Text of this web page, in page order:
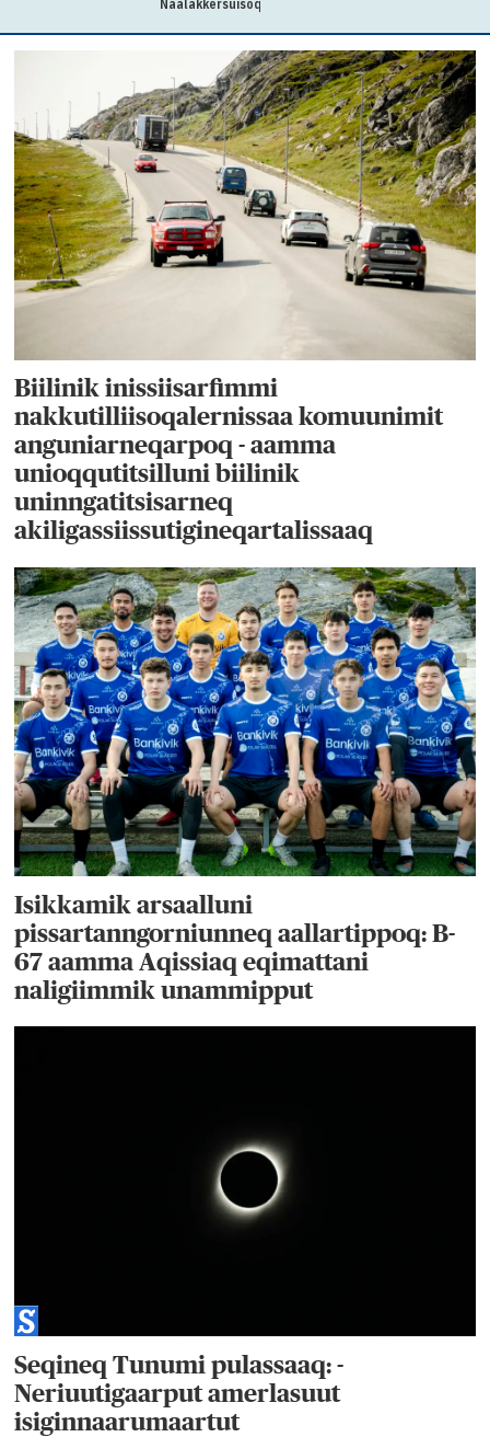
Naalakkersuisoqarfimmut
Biilinik inissiisarfimmi
nakkutilliisoqalernissaa komuunimit
anguniarneqarpoq - aamma
unioqqutitsilluni biilinik
uninngatitsisarneq
akiligassiissutigineqartalissaaq
Isikkamik arsaalluni
pissartanngorniunneq aallartippoq: B-
67 aamma Aqissiaq eqimattani
naligiimmik unammipput
Seqineq Tunumi pulassaaq: -
Neriuutigaarput amerlasuut
isiginnaarumaartut